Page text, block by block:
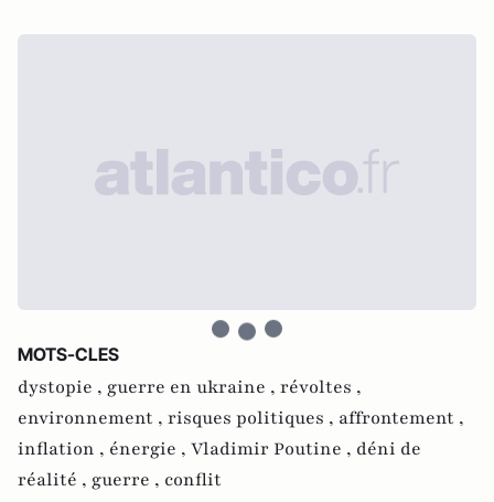
MOTS-CLES
dystopie , guerre en ukraine , révoltes ,
environnement , risques politiques , affrontement ,
inflation , énergie , Vladimir Poutine , déni de
réalité , guerre , conflit